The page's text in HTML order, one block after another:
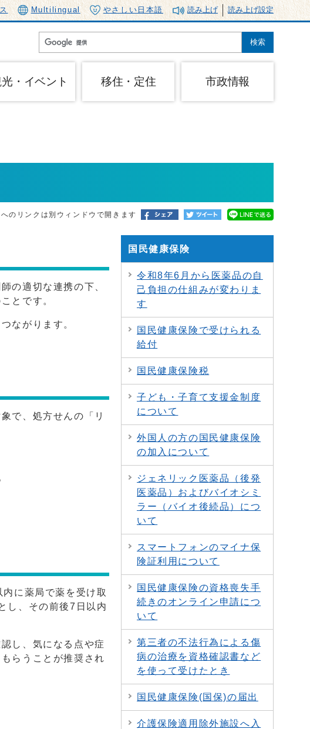
Multilingual やさしい日本語 読み上げ 読み上げ設定
・イベント 移住・定住 市政情報
のリンクは別ウィンドウで開きます
の適切な連携の下、
とです。
ながります。
で、処方せんの「リ
に薬局で薬を受け取
し、その前後7日以内
し、気になる点や症
らうことが推奨され
国民健康保険
令和8年6月から医薬品の自
己負担の仕組みが変わりま
す
国民健康保険で受けられる
給付
国民健康保険税
子ども・子育て支援金制度
について
外国人の方の国民健康保険
の加入について
ジェネリック医薬品（後発
医薬品）およびバイオシミ
ラー（バイオ後続品）につ
いて
スマートフォンのマイナ保
険証利用について
国民健康保険の資格喪失手
続きのオンライン申請につ
いて
第三者の不法行為による傷
病の治療を資格確認書など
を使って受けたとき
国民健康保険(国保)の届出
介護保険適用除外施設へ入